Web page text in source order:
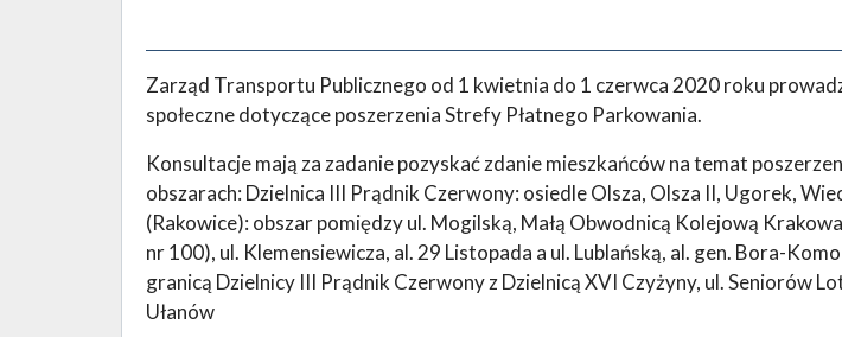
Zarząd Transportu Publicznego od 1 kwietnia do 1 czerwca 2020 roku
społeczne dotyczące poszerzenia Strefy Płatnego Parkowania.
Konsultacje mają za zadanie pozyskać zdanie mieszkańców na temat
obszarach: Dzielnica III Prądnik Czerwony: osiedle Olsza, Olsza II, Ugorek,
(Rakowice): obszar pomiędzy ul. Mogilską, Małą Obwodnicą Kolejową
nr 100), ul. Klemensiewicza, al. 29 Listopada a ul. Lublańską, al. gen. Bora-
granicą Dzielnicy III Prądnik Czerwony z Dzielnicą XVI Czyżyny, ul. Seniorów
Ułanów